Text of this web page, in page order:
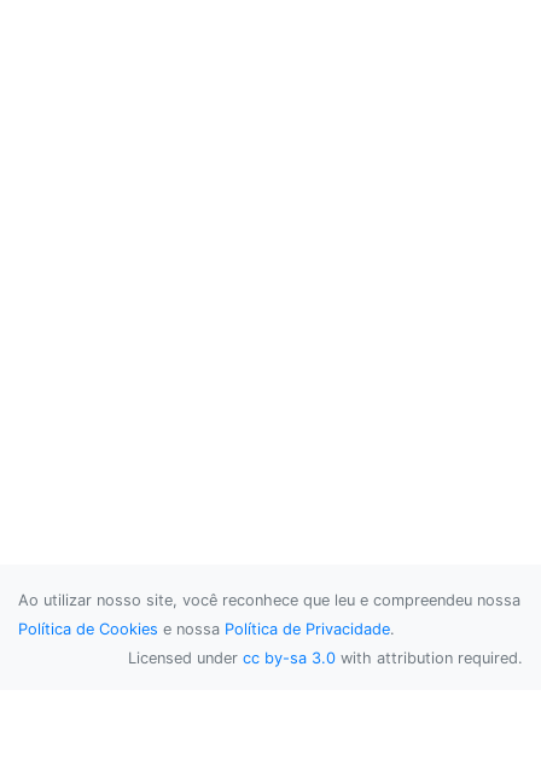
Ao utilizar nosso site, você reconhece que leu e compreendeu nossa
Política de Cookies e nossa Política de Privacidade.
Licensed under cc by-sa 3.0 with attribution required.